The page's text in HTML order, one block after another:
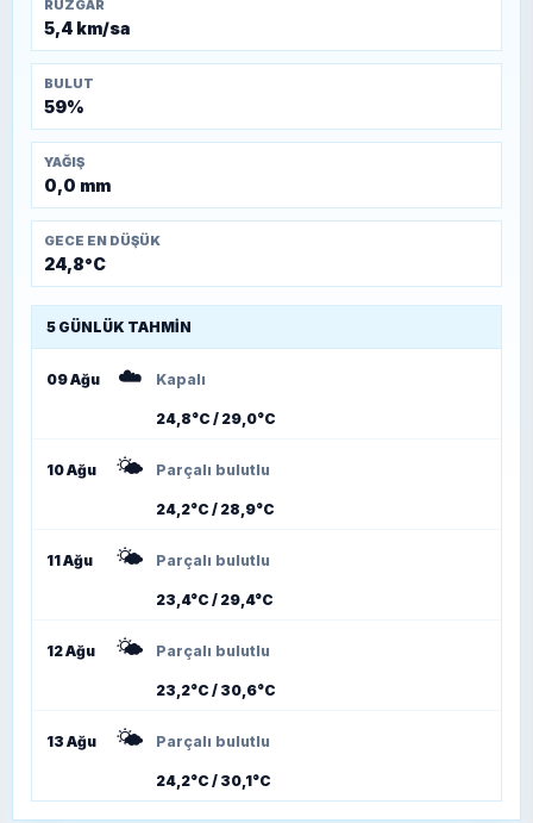
RÜZGAR
5,4 km/sa
BULUT
59%
YAĞIŞ
0,0 mm
GECE EN DÜŞÜK
24,8°C
5 GÜNLÜK TAHMIN
09 Ağu ☁️ Kapalı
24,8°C / 29,0°C
10 Ağu 🌤️ Parçalı bulutlu
24,2°C / 28,9°C
11 Ağu 🌤️ Parçalı bulutlu
23,4°C / 29,4°C
12 Ağu 🌤️ Parçalı bulutlu
23,2°C / 30,6°C
13 Ağu 🌤️ Parçalı bulutlu
24,2°C / 30,1°C